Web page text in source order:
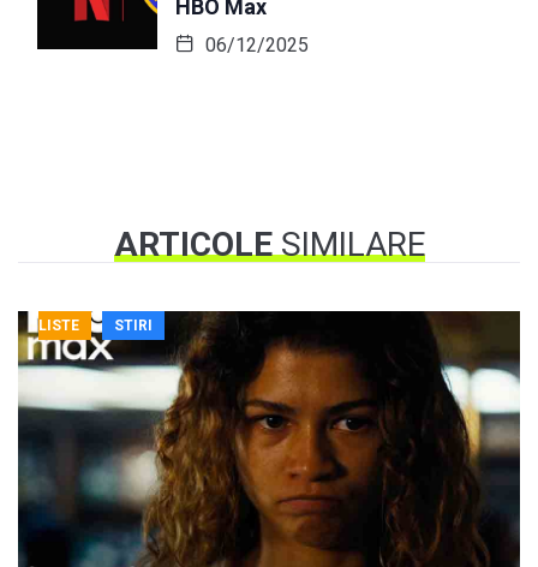
HBO Max
06/12/2025
ARTICOLESIMILARE
LISTE STIRI